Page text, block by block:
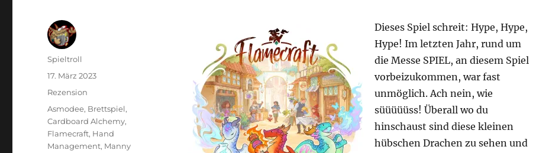
Dieses Spiel schreit: Hype, Hype,
Hype! Im letzten Jahr, rund um
die Messe SPIEL, an diesem Spiel
vorbeizukommen, war fast
unmöglich. Ach nein, wie
süüüüüss! Überall wo du
hinschaust sind diese kleinen
hübschen Drachen zu sehen und
Autor
Spieltroll
Veröffentlicht
am
17. März 2023
Kategorien
Rezension
Schlagwörter
Asmodee, Brettspiel,
Cardboard Alchemy,
Flamecraft, Hand
Management, Manny